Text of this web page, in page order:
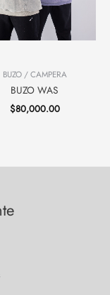
BUZO / CAMPERA
BUZO WAS
$80,000.00